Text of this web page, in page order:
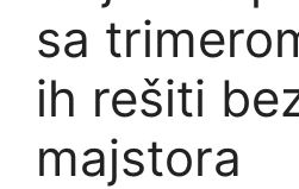
sa
ih rešiti
majstora